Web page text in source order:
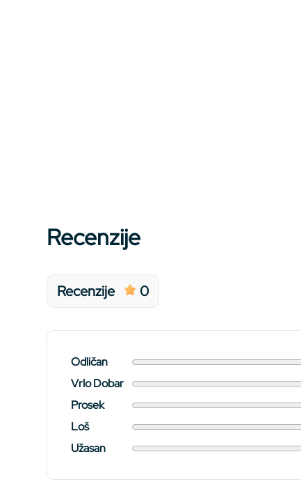
Recenzije
Recenzije 0
Odličan
Vrlo Dobar
Prosek
Loš
Užasan